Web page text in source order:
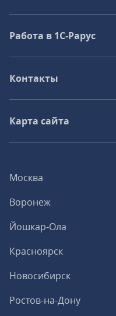
Москва
Воронеж
Йошкар-Ола
Красноярск
Новосибирск
Ростов-на-Дону
Работа в 1С‑Рарус
Контакты
Карта сайта